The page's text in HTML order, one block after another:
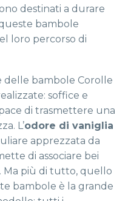
destinati a durare
bambole
loro percorso di
delle bambole Corolle
soffice e
di trasmettere una
L’odore di vaniglia
apprezzata da
di associare bei
Ma più di tutto, quello
bambole è la grande